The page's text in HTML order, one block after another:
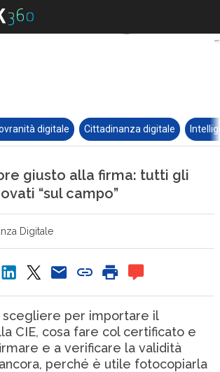
digitale Cittadinanza digitale
giusto alla firma: tutti gli
“sul campo”
Digitale
per importare il
CIE, cosa fare col certificato e
e a verificare la validità
perché è utile fotocopiarla